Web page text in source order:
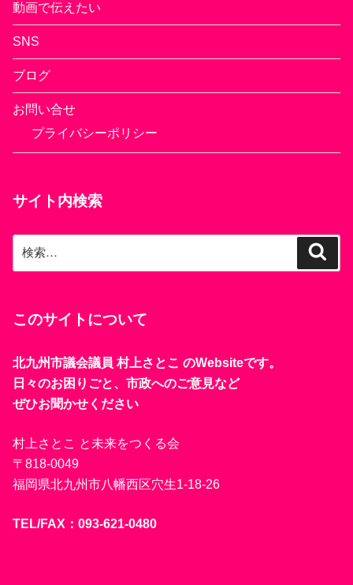
動画で伝えたい
SNS
ブログ
お問い合せ
プライバシーポリシー
サイト内検索
検
このサイトについて
北九州市議会議員 村上さとこ のWebsiteです。
日々のお困りごと、市政へのご意見など
ぜひお聞かせください
村上さとこ と未来をつくる会
〒818-0049
福岡県北九州市八幡西区穴生1-18-26
TEL/FAX：093-621-0480